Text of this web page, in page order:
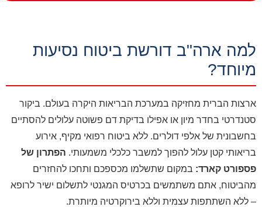
למה ארה"ב דורשת ביטוח נסיעות
מיוחד?
ארצות הברית מחזיקה במערכת הבריאות היקרה בעולם. ביקור
סטנדרטי בחדר מיון או אפילו בדיקת דם פשוטה עלולים להסתיים
בחשבונית של אלפי דולרים. ללא ביטוח רפואי מקיף, אירוע
בריאותי קטן עלול להפוך למשבר כלכלי משמעותי. הפתרון של
פספורט קארד: במקום שתשלמו מכספכם ותחכו להחזרים
מהביטוח, אתם משתמשים בכרטיס המגנטי לתשלום ישיר לרופא
– ללא השתתפות עצמית וללא בירוקרטיה מיותרת.